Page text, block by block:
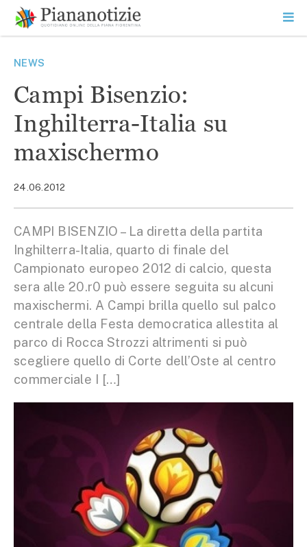
contenuto
SEARCH
NEWS
Campi Bisenzio:
Inghilterra-Italia su
maxischermo
24.06.2012
CAMPI BISENZIO – La diretta della partita
Inghilterra-Italia, quarto di finale del
Campionato europeo 2012 di calcio, questa
sera alle 20.r0 può essere seguita su alcuni
maxischermi. A Campi brilla quello sul palco
centrale della Festa democratica allestita al
parco di Rocca Strozzi altrimenti si può
scegliere quello di Corte dell’Oste al centro
commerciale I […]